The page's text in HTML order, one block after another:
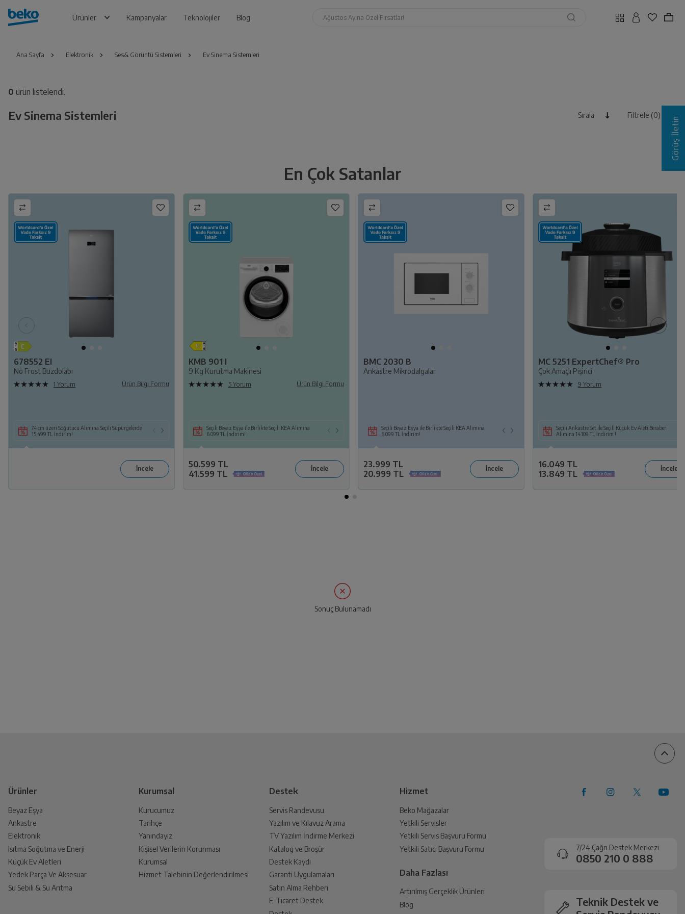
Ürünler Kampanyalar Teknolojiler Blog Ağustos Ayına Özel Fırsatlar!
Ana Sayfa Elektronik Ses& Görüntü Sistemleri Ev Sinema Sistemleri
0 ürün listelendi.
Ev Sinema Sistemleri Sırala Filtrele (0)
En Çok Satanlar
678552 EI
No Frost Buzdolabı
1 Yorum Ürün Bilgi Formu
74 cm üzeri Soğutucu Alımına Seçili Süpürgelerde
15.499 TL İndirim!
Seçili Beyaz Eşya ile Birlikte Seçili TV Alımına
14.499 TL İndirim!
Seçili Beyaz Eşya veya TV ile Birlikte Seçili KEA ya da
Süpürge Alımına 14.109 TL İndirim!
KMB 901 I
9 Kg Kurutma Makinesi
5 Yorum Ürün Bilgi Formu
Seçili Beyaz Eşya ile Birlikte Seçili KEA Alımına
6.099 TL İndirim!
Seçili Beyaz Eşya, TV, Klima ile Birlikte Seçili
Havadar Alımlarına 7.249 TL İndirim!
Seçili Beyaz Eşya veya TV ile Birlikte Seçili
Mikrodalga Alımına 7.199 TL İndirim!
50.599 TL
41.599 TL
BMC 2030 B
Ankastre Mikrodalgalar
Seçili Beyaz Eşya ile Birlikte Seçili KEA Alımına
6.099 TL İndirim!
23.999 TL
20.999 TL
MC 5251 ExpertChef® Pro
Çok Amaçlı Pişirici
9 Yorum
Seçili Ankastre Set ile Seçili Küçük Ev Aleti Beraber
Alımına 14.109 TL İndirim !
16.049 TL
13.849 TL
Sonuç Bulunamadı
Ürünler
Beyaz Eşya
Ankastre
Elektronik
Isıtma Soğutma ve Enerji
Küçük Ev Aletleri
Yedek Parça Ve Aksesuar
Su Sebili & Su Arıtma
Kurumsal
Kurucumuz
Tarihçe
Yanındayız
Kişisel Verilerin Korunması
Kurumsal
Hizmet Talebinin Değerlendirilmesi
Destek
Servis Randevusu
Yazılım ve Kılavuz Arama
TV Yazılım İndirme Merkezi
Katalog ve Broşür
Destek Kaydı
Garanti Uygulamaları
Satın Alma Rehberi
E-Ticaret Destek
Hizmet
Beko Mağazalar
Yetkili Servisler
Yetkili Servis Başvuru Formu
Yetkili Satıcı Başvuru Formu
Daha Fazlası
Artırılmış Gerçeklik Ürünleri
Blog
7/24 Çağrı Destek Merkezi
0850 210 0 888
Teknik Destek ve
Görüş İletin